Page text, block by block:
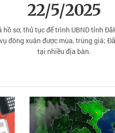
22/5/2025
sơ, thủ tục để trình UBND tỉnh
đông xuân được mùa, trúng giá;
tại nhiều địa bàn.